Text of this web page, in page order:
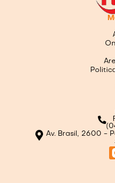
Av. Brasil, 2600 -